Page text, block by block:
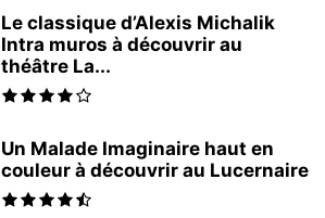
Le classique d’Alexis Michalik
Intra muros à découvrir au
théâtre La...
Un Malade Imaginaire haut en
couleur à découvrir au Lucernaire